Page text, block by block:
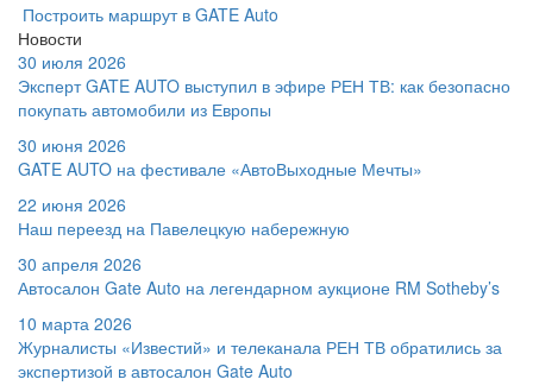
Построить маршрут в GATE Auto
Новости
30 июля 2026
Эксперт GATE AUTO выступил в эфире РЕН ТВ: как безопасно
покупать автомобили из Европы
30 июня 2026
GATE AUTO на фестивале «АвтоВыходные Мечты»
22 июня 2026
Наш переезд на Павелецкую набережную
30 апреля 2026
Автосалон Gate Auto на легендарном аукционе RM Sotheby’s
10 марта 2026
Журналисты «Известий» и телеканала РЕН ТВ обратились за
экспертизой в автосалон Gate Auto